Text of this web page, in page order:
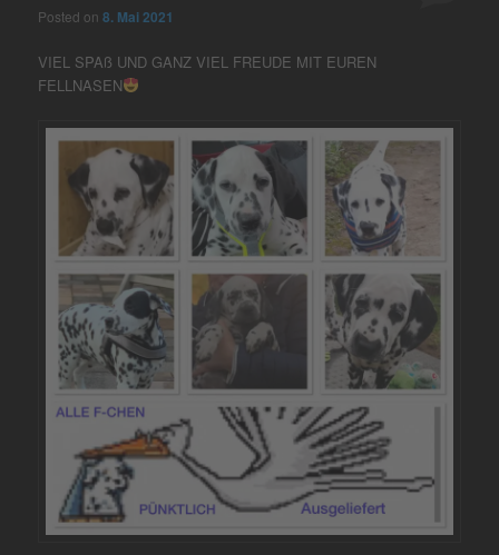
Posted on8. Mai 2021
VIEL SPAß UND GANZ VIEL FREUDE MIT EUREN
FELLNASEN